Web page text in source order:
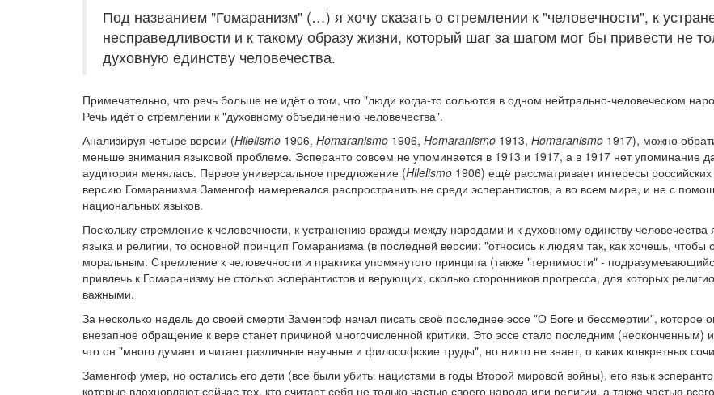
Под названием "Гомаранизм" (…) я хочу сказать о стремлении к "человечности", к
несправедливости и к такому образу жизни, который шаг за шагом мог бы привести не
духовную единству человечества.
Примечательно, что речь больше не идёт о том, что "люди когда-то сольются в одном нейтрально-человеческом
Речь идёт о стремлении к "духовному объединению человечества".
Анализируя четыре версии (Hilelismo 1906, Homaranismo 1906, Homaranismo 1913, Homaranismo 1917), можно
меньше внимания языковой проблеме. Эсперанто совсем не упоминается в 1913 и 1917, а в 1917 нет упоминание
аудитория менялась. Первое универсальное предложение (Hilelismo 1906) ещё рассматривает интересы
версию Гомаранизма Заменгоф намеревался распространить не среди эсперантистов, а во всем мире, и не с
национальных языков.
Поскольку стремление к человечности, к устранению вражды между народами и к духовному единству
языка и религии, то основной принцип Гомаранизма (в последней версии: "относись к людям так, как хочешь, чтобы
моральным. Стремление к человечности и практика упомянутого принципа (также "терпимости" -
привлечь к Гомаранизму не столько эсперантистов и верующих, сколько сторонников прогресса, для которых
важными.
За несколько недель до своей смерти Заменгоф начал писать своё последнее эссе "О Боге и бессмертии", которое
внезапное обращение к вере станет причиной многочисленной критики. Это эссе стало последним
что он "много думает и читает различные научные и философские труды", но никто не знает, о каких конкретных
Заменгоф умер, но остались его дети (все были убиты нацистами в годы Второй мировой войны), его язык
которые вдохновляют сейчас тех, кто считает себя не только частью своего народа или религии, а также частью